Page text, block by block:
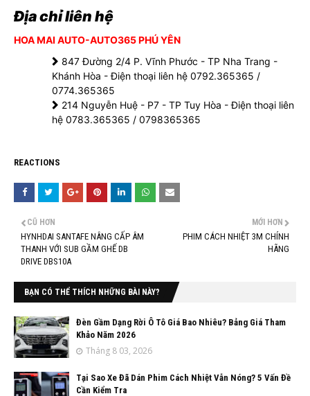
Địa chỉ liên hệ
HOA MAI AUTO-AUTO365 PHÚ YÊN
847 Đường 2/4 P. Vĩnh Phước - TP Nha Trang -
Khánh Hòa - Điện thoại liên hệ 0792.365365 /
0774.365365
214 Nguyễn Huệ - P7 - TP Tuy Hòa - Điện thoại liên
hệ 0783.365365 / 0798365365
REACTIONS
MỚI HƠN
PHIM CÁCH NHIỆT 3M CHÍNH
HÃNG
CŨ HƠN
HYNHDAI SANTAFE NÂNG CẤP ÂM
THANH VỚI SUB GẦM GHẾ DB
DRIVE DBS10A
BẠN CÓ THỂ THÍCH NHỮNG BÀI NÀY?
Đèn Gầm Dạng Rời Ô Tô Giá Bao Nhiêu? Bảng Giá Tham
Khảo Năm 2026
Tháng 8 03, 2026
Tại Sao Xe Đã Dán Phim Cách Nhiệt Vẫn Nóng? 5 Vấn Đề
Cần Kiểm Tra